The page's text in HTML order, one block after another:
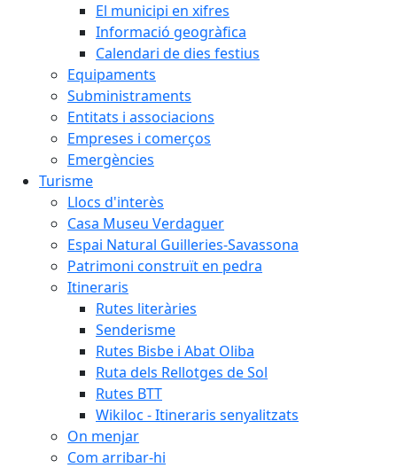
El municipi en xifres
Informació geogràfica
Calendari de dies festius
Equipaments
Subministraments
Entitats i associacions
Empreses i comerços
Emergències
Turisme
Llocs d'interès
Casa Museu Verdaguer
Espai Natural Guilleries-Savassona
Patrimoni construït en pedra
Itineraris
Rutes literàries
Senderisme
Rutes Bisbe i Abat Oliba
Ruta dels Rellotges de Sol
Rutes BTT
Wikiloc - Itineraris senyalitzats
On menjar
Com arribar-hi